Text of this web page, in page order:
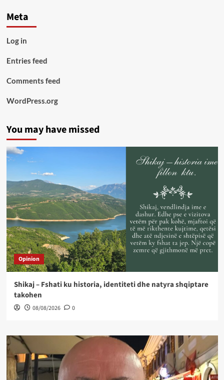
Meta
Log in
Entries feed
Comments feed
WordPress.org
You may have missed
Opinion
Shikaj – Fshati ku historia, identiteti dhe natyra shqiptare
takohen
08/08/2026 0